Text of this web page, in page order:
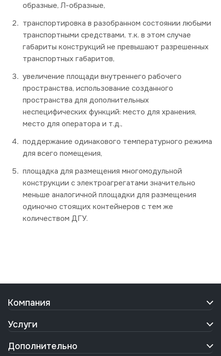
образные, Л-образные,
транспортировка в разобранном состоянии любыми
транспортными средствами, т.к. в этом случае
габариты конструкций не превышают разрешенных
транспортных габаритов,
увеличение площади внутреннего рабочего
пространства, использование созданного
пространства для дополнительных
неспецифических функций: место для хранения,
место для оператора и т.д.,
поддержание одинакового температурного режима
для всего помещения,
площадка для размещения многомодульной
конструкции с электроагрегатами значительно
меньше аналогичной площадки для размещения
одиночно стоящих контейнеров с тем же
количеством ДГУ.
Компания
Услуги
Дополнительно